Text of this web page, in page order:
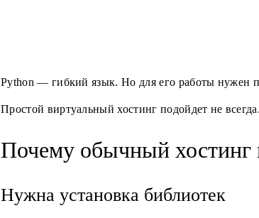
Python — гибкий язык. Но для его работы нужен
Простой виртуальный хостинг подойдет не
Почему обычный хостинг
Нужна установка библиотек